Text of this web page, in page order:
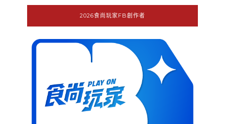
2026食尚玩家FB創作者